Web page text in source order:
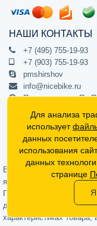
НАШИ КОНТАКТЫ
+7 (495) 755-19-93
+7 (903) 755-19-93
pmshirshov
info@nicebike.ru
Прием звонков Пн-
ПВЗ Пн-Пт с 10:00 до
г. Москва, ул.
подъезд 1, цокольный
Официальный
Вся информация на
является публичной
Гражданского кодекса
достоверную
характеристиках
Для анализа
использует
данных
использования
данных
странице
Я